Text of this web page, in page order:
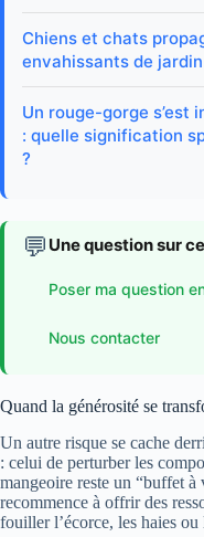
Chiens et chats
envahissants de
Un rouge-gorge s’est
: quelle signification
?
💬 Une question sur
Poser ma question
Nous contacter
Quand la générosité se
Un autre risque se cache
: celui de perturber les
mangeoire reste un “buffet
recommence à offrir des
fouiller l’écorce, les haies ou